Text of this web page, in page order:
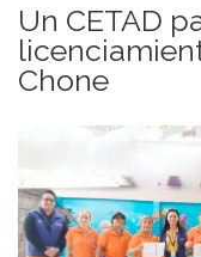
Un CETAD
Chone